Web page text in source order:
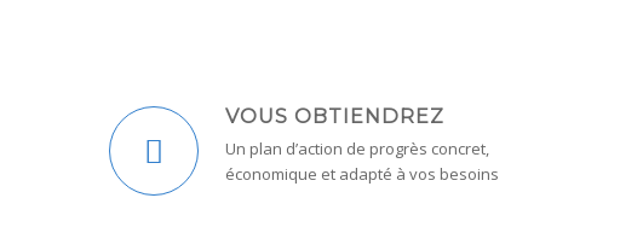
VOUS OBTIENDREZ
Un plan d’action de progrès concret,
économique et adapté à vos besoins